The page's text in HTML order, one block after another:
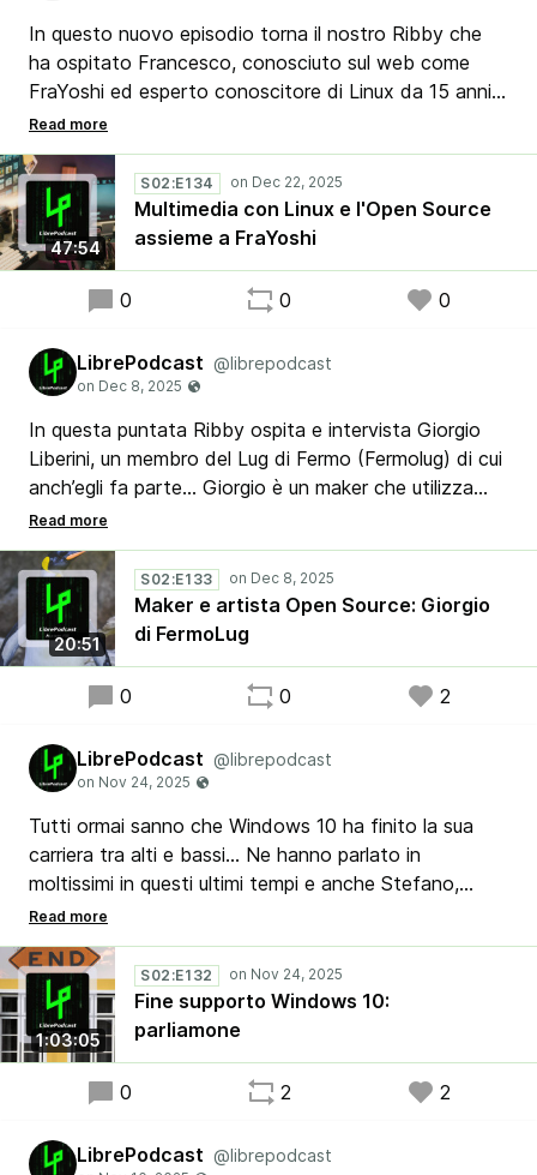
In questo nuovo episodio torna il nostro Ribby che
ha ospitato Francesco, conosciuto sul web come
FraYoshi ed esperto conoscitore di Linux da 15 anni.
Ribby e Yoshi insieme fanno una carrellata su
tantissimi software Open Source di grafica e
multimedia che si possono utilizzare su Linux al posto
di quelli “canonici” di Windows, dimostrando una volta
ancora che si può lavorare e usare il proprio PC
liberandosi dal sistema operativo di Redmond.
47:54
S02:E134
Multimedia con Linux e l'Open Source
assieme a FraYoshi
0 0 0
LibrePodcast @librepodcast
In questa puntata Ribby ospita e intervista Giorgio
Liberini, un membro del Lug di Fermo (Fermolug) di cui
anch’egli fa parte... Giorgio è un maker che utilizza
varie tecnologie Open Source per costruire oggetti
tecnologici e artistici impiegati in vari contesti, come
il teatro o l’ambiente casalingo, e nella chiacchierata
con Ribby ci racconta come è riuscito a realizzarli.
20:51
S02:E133
Maker e artista Open Source: Giorgio
di FermoLug
0 0 2
LibrePodcast @librepodcast
Tutti ormai sanno che Windows 10 ha finito la sua
carriera tra alti e bassi… Ne hanno parlato in
moltissimi in questi ultimi tempi e anche Stefano,
Apollo e Luca in questa puntata vogliono dire la loro
in merito alla questione della fine del supporto
dell’ennesima versione del sistema operativo di casa
Redmond.
1:03:05
S02:E132
Fine supporto Windows 10:
parliamone
0 2 2
LibrePodcast @librepodcast